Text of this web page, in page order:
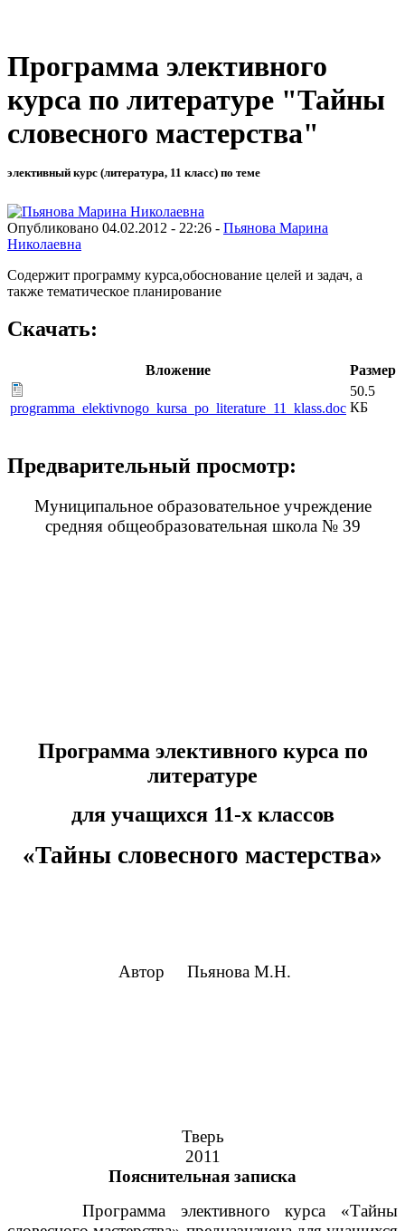
Программа элективного
курса по литературе "Тайны
словесного мастерства"
элективный курс (литература, 11 класс) по теме
Опубликовано 04.02.2012 - 22:26 - Пьянова Марина
Николаевна
Содержит программу курса,обоснование целей и задач, а
также тематическое планирование
Скачать:
Вложение Размер
programma_elektivnogo_kursa_po_literature_11_klass.doc
50.5
КБ
Предварительный просмотр:
Муниципальное образовательное учреждение
средняя общеобразовательная школа № 39
Программа элективного курса по
литературе
для учащихся 11-х классов
«Тайны словесного мастерства»
Автор Пьянова М.Н.
Тверь
2011
Пояснительная записка
Программа элективного курса «Тайны